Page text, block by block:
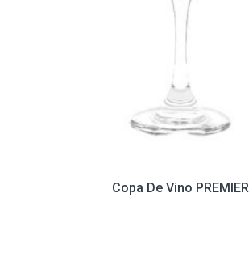
Copa De Vino PREMIER